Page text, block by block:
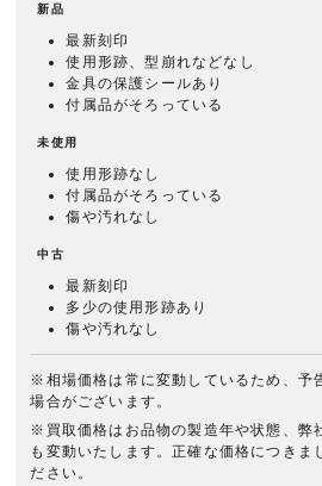
新品
最新刻印
使用形跡、型崩れなどなし
金具の保護シールあり
付属品がそろっている
未使用
使用形跡なし
付属品がそろっている
傷や汚れなし
中古
最新刻印
多少の使用形跡あり
傷や汚れなし
※相場価格は常に変動しているため、予
場合がございます。
※買取価格はお品物の製造年や状態、弊
も変動いたします。正確な価格につきま
ださい。